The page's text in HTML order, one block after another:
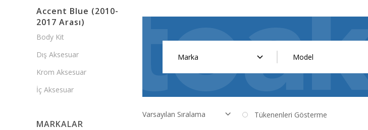
Accent Blue (2010-
2017 Arası)
Body Kit
Dış Aksesuar
Krom Aksesuar
İç Aksesuar
MARKALAR
Tükenenleri Gösterme